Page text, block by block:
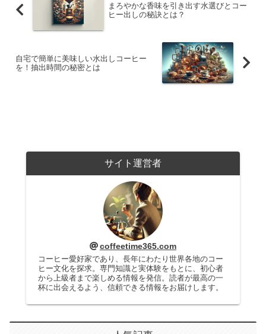
まろやかな香味を引き出す水選びとコー
ヒー出しの秘訣とは？
自宅で簡単に美味しい水出しコーヒー
を！抽出時間の秘密とは
サイト運営者
coffeetime365.com
コーヒー愛好家であり、長年にわたり世界各地のコー
ヒー文化を探求。専門知識と実体験をもとに、初心者
から上級者まで楽しめる情報を発信。読者が最高の一
杯に出会えるよう、信頼できる情報をお届けします。